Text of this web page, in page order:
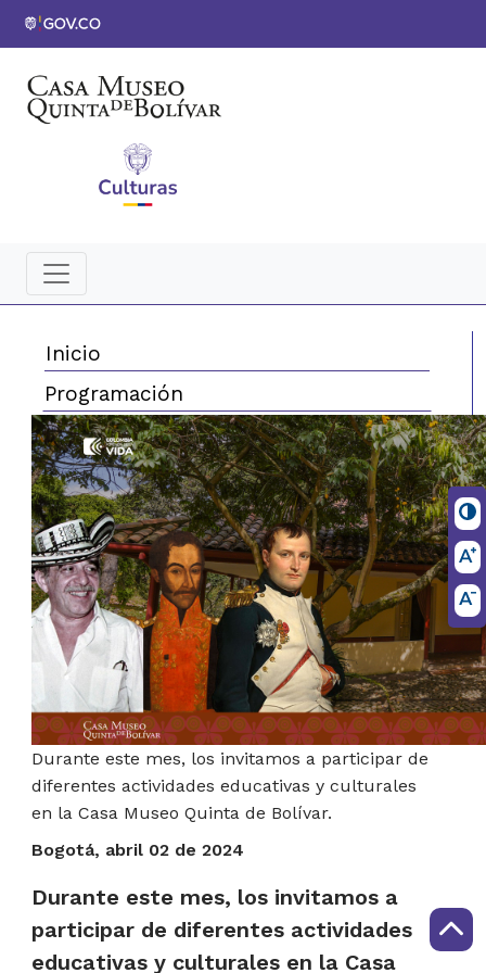
Inicio
Programación
​​​​​​​​​Durante este mes, los invitamos a participar de
diferentes actividades educativas y culturales
en la Casa Museo Quinta de Bolívar.
Bogotá, abril 02 de 2024
​​​​​​Durante este mes, los invitamos a
participar de diferentes actividades
educativas y culturales en la Casa